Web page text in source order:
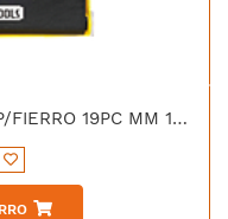
[BCF19S] UYUSTOOLS BROCA P/FIERRO 19PC MM 1-10 HSS